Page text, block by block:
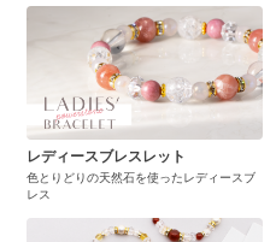
レディースブレスレット
色とりどりの天然石を使ったレディースブ
レス